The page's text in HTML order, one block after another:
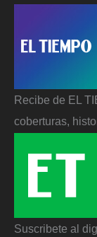
Recibe de EL
coberturas,
Suscribete al